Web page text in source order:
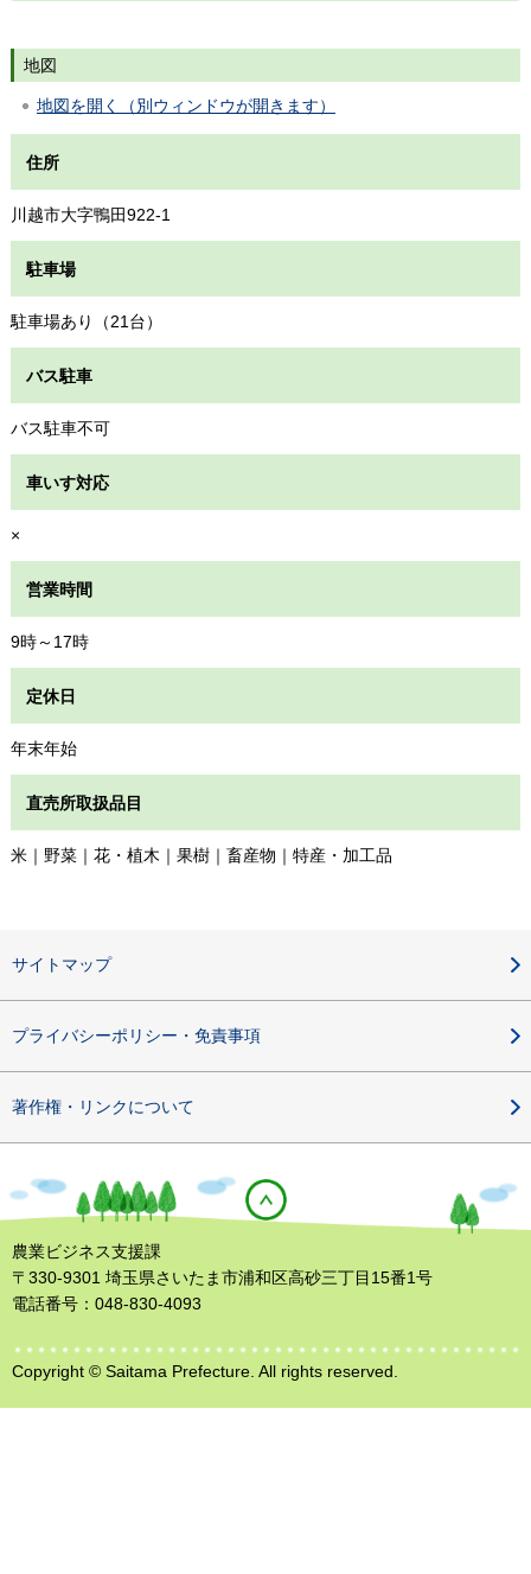
地図
地図を開く（別ウィンドウが開きます）
住所
川越市大字鴨田922-1
駐車場
駐車場あり（21台）
バス駐車
バス駐車不可
車いす対応
×
営業時間
9時～17時
定休日
年末年始
直売所取扱品目
米｜野菜｜花・植木｜果樹｜畜産物｜特産・加工品
サイトマップ
プライバシーポリシー・免責事項
著作権・リンクについて
農業ビジネス支援課
〒330-9301 埼玉県さいたま市浦和区高砂三丁目15番1号
電話番号：048-830-4093
Copyright © Saitama Prefecture. All rights reserved.